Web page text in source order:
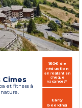
Cimes
et fitness à
150€ de
réduction
en réglant en
chèque
vacances*
Early
booking